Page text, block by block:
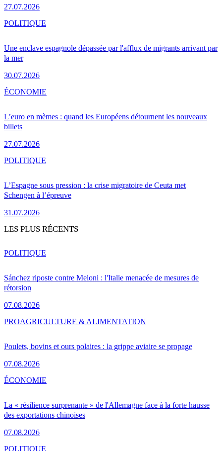
27.07.2026
Une enclave espagnole dépassée par l'afflux de migrants arrivant par
la mer
30.07.2026
POLITIQUE
L’euro en mèmes : quand les Européens détournent les nouveaux
billets
27.07.2026
ÉCONOMIE
L’Espagne sous pression : la crise migratoire de Ceuta met
Schengen à l’épreuve
31.07.2026
POLITIQUE
LES PLUS RÉCENTS
Sánchez riposte contre Meloni : l'Italie menacée de mesures de
rétorsion
07.08.2026
POLITIQUE
Poulets, bovins et ours polaires : la grippe aviaire se propage
07.08.2026
PROAGRICULTURE & ALIMENTATION
La « résilience surprenante » de l'Allemagne face à la forte hausse
des exportations chinoises
07.08.2026
ÉCONOMIE
POLITIQUE